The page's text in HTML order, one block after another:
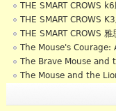
THE SMART CROWS
THE SMART CROWS
THE SMART CROWS
The Mouse's Courage:
All 33
The Brave Mouse and
Lion 356
The Mouse and the